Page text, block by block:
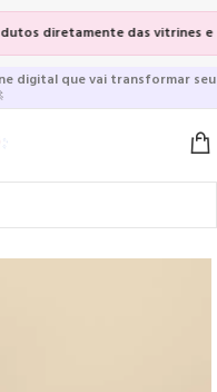
diretamente das vitrines e
digital que vai transformar seu